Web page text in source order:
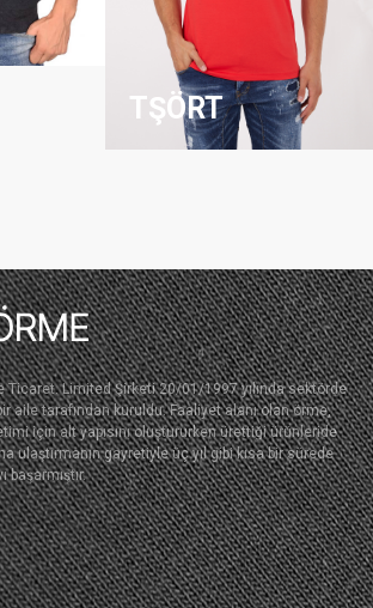
TŞÖRT
Ticaret. Limited Şirketi 20/01/1997 yılında sektörde
aile tarafından kuruldu. Faaliyet alanı olan örme,
için alt yapısını oluştururken ürettiği ürünleride
ulaştırmanın gayretiyle üç yıl gibi kısa bir sürede
başarmıştır.